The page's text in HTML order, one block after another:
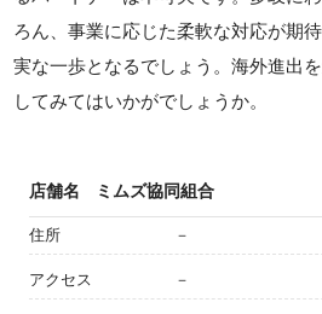
ろん、事業に応じた柔軟な対応が期
実な一歩となるでしょう。海外進出
してみてはいかがでしょうか。
店舗名 ミムズ協同組合
住所 －
アクセス －